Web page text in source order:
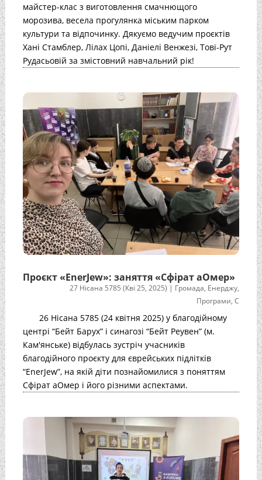
майстер-клас з виготовлення смачнющого
морозива, весела прогулянка міським парком
культури та відпочинку. Дякуємо ведучим проєктів
Хані Стамблер, Лілах Цопі, Даніелі Венжезі, Тові-Рут
Рудасьовій за змістовний навчальний рік!
Проєкт «EnerJew»: заняття «Сфірат аОмер»
27 Нісана 5785 (Кві 25, 2025) | Громада, Енерджу,
Програми,С
26 Нісана 5785 (24 квітня 2025) у благодійному
центрі “Бейт Барух” і синагозі “Бейт Реувен” (м.
Кам'янське) відбулась зустріч учасників
благодійного проєкту для єврейських підлітків
“EnerJew”, на якій діти познайомилися з поняттям
Сфірат аОмер і його різними аспектами.